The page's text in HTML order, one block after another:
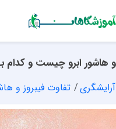
و هاشور ابرو چیست و کدام
تفاوت فیبروز و